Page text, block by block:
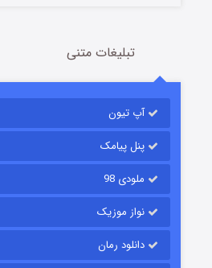
تبلیغات متنی
آپ تیون
پنل پیامک
ملودی 98
نواز موزیک
دانلود رمان